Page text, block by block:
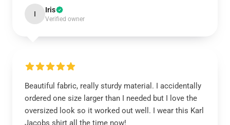
I Iris
Verified owner
Beautiful fabric, really sturdy material. I accidentally
ordered one size larger than I needed but I love the
oversized look so it worked out well. I wear this Karl
Jacobs shirt all the time now!